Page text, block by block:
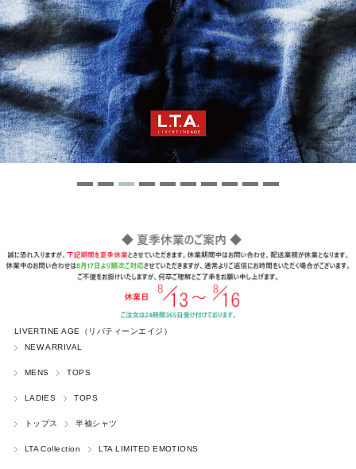
LIVERTINE AGE（リバティーンエイジ）
NEW ARRIVAL
MENS TOPS
LADIES TOPS
トップス 半袖シャツ
LTA Collection LTA LIMITED EMOTIONS